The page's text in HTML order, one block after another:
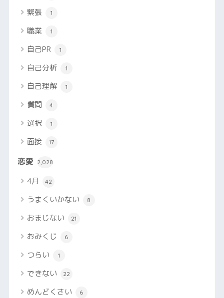
緊張 1
職業 1
自己PR 1
自己分析 1
自己理解 1
質問 4
選択 1
面接 17
恋愛 2,028
4月 42
うまくいかない 8
おまじない 21
おみくじ 6
つらい 1
できない 22
めんどくさい 6